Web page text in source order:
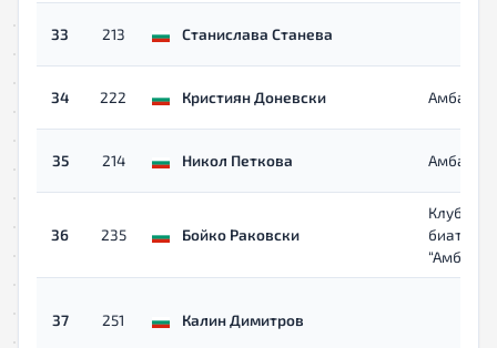
33 213 Станислава Станева
34 222 Кристиян Доневски
35 214 Никол Петкова
36 235 Бойко Раковски
Клуб по
биатлон
37 251 Калин Димитров